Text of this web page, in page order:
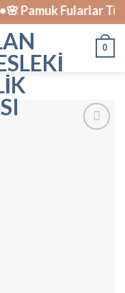
Pamuk Fularlar
0